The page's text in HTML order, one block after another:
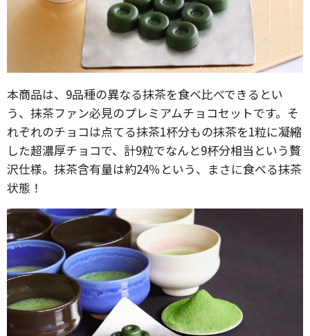
本商品は、9品種の異なる抹茶を食べ比べできるとい
う、抹茶ファン必見のプレミアムチョコセットです。そ
れぞれのチョコは点てる抹茶1杯分もの抹茶を1粒に凝縮
した超濃厚チョコで、計9粒でなんと9杯分相当という贅
沢仕様。抹茶含有量は約24％という、まさに食べる抹茶
状態！